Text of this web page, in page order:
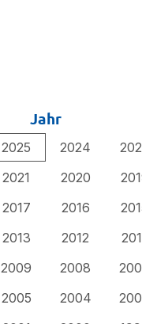
Jahr
2025 2024
2021 2020
2017 2016
2013 2012
2009 2008
2005 2004